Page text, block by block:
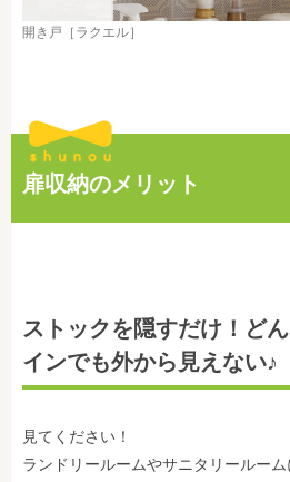
開き戸［ラクエル］
扉収納のメリット
ストックを隠すだけ！ど
インでも外から見えない♪
見てください！
ランドリールームやサニタリールー